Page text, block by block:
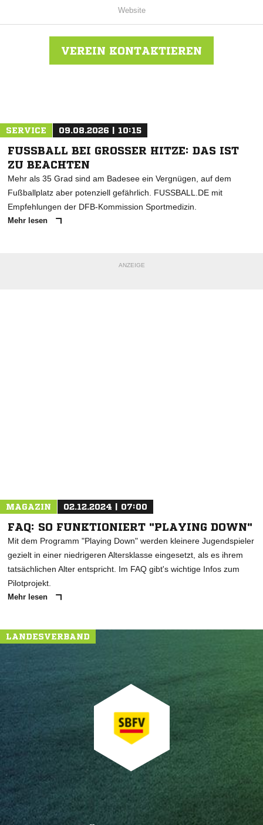
Website
VEREIN KONTAKTIEREN
SERVICE 09.08.2026 | 10:15
FUSSBALL BEI GROSSER HITZE: DAS IST ZU
BEACHTEN
Mehr als 35 Grad sind am Badesee ein Vergnügen, auf dem
Fußballplatz aber potenziell gefährlich. FUSSBALL.DE mit
Empfehlungen der DFB-Kommission Sportmedizin.
Mehr lesen
ANZEIGE
MAGAZIN 02.12.2024 | 07:00
FAQ: SO FUNKTIONIERT "PLAYING DOWN"
Mit dem Programm "Playing Down" werden kleinere Jugendspieler
gezielt in einer niedrigeren Altersklasse eingesetzt, als es ihrem
tatsächlichen Alter entspricht. Im FAQ gibt's wichtige Infos zum
Pilotprojekt.
Mehr lesen
LANDESVERBAND